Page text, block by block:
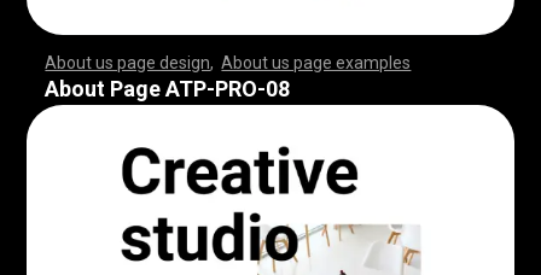
About us page design ,About us page examples
,,,,,,,,,,,,,,,,,,,,,,,, ,,,,,,,,,,,,,,,,,,,,,,,,,,,
,,,,,,,,,,,,,,,,,,,,,,,, ,,,,,,,,,,,,,,,,,,,,,,,,,,,
,,,,,,,,,,,,,,,,,,,,,,,, ,,,,,,,,,,,,,,,,,,,,,,,,,,,
,,,,,,,,,,,,,,,,,,,,,,,, ,,,,,,,,,,,,,,,,,,,,,,,,,,,
,,,,,,,,,,,,,,,,,,,,,,,, ,,,,,,,,,,,,,,,,,,,,,,,,,,,
,,,,,,,,,,,,,,,,,,,,,,,, ,,,,,,,,,,,,,,,,,,,,,,,,,,,
,,,,,,,,,,,,,,,,,,,,,,,, ,,,,,,,,,,,,,,,,,,,,,,,,,,,
,,,,,,,,,,,,,,,,,,,,,,,, ,,,,,,,,,,,,
About Page ATP-PRO-08